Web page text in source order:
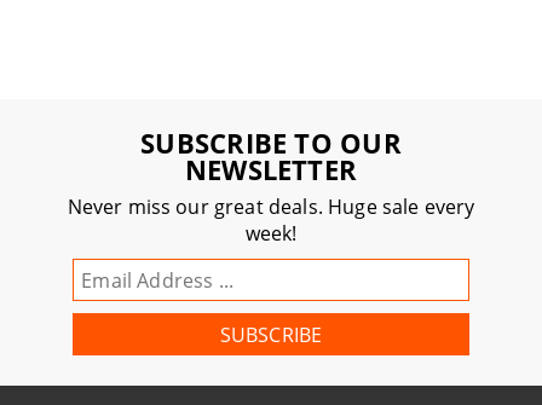
SUBSCRIBE TO OUR
NEWSLETTER
Never miss our great deals. Huge sale every
week!